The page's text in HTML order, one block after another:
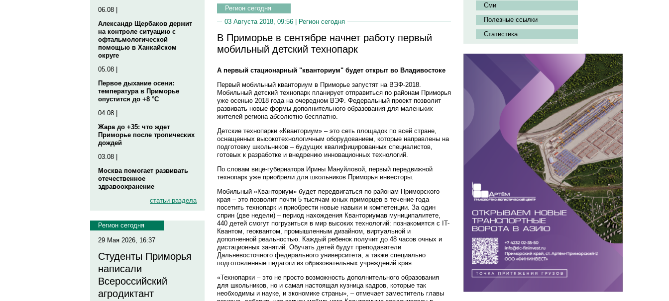
06.08 |
Александр Щербаков держит
на контроле ситуацию с
офтальмологической
помощью в Ханкайском
округе
05.08 |
Первое дыхание осени:
температура в Приморье
опустится до +8 °C
04.08 |
Жара до +35: что ждет
Приморье после тропических
дождей
03.08 |
Москва помогает развивать
отечественное
здравоохранение
статьи раздела
Регион сегодня
29 Мая 2026, 16:37
Студенты Приморья
написали
Всероссийский
агродиктант
Регион сегодня
03 Августа 2018, 09:56 | Регион сегодня
В Приморье в сентябре начнет работу первый
мобильный детский технопарк
А первый стационарный "кванториум" будет открыт во Владивостоке
Первый мобильный кванториум в Приморье запустят на ВЭФ-2018.
Мобильный детский технопарк планирует отправиться по районам Приморья
уже осенью 2018 года на очередном ВЭФ. Федеральный проект позволит
развивать новые формы дополнительного образования для маленьких
жителей региона абсолютно бесплатно.
Детские технопарки «Кванториум» – это сеть площадок по всей стране,
оснащенных высокотехнологичным оборудованием, которые направлены на
подготовку школьников – будущих квалифицированных специалистов,
готовых к разработке и внедрению инновационных технологий.
По словам вице-губернатора Ирины Мануйловой, первый передвижной
технопарк уже приобрели для школьников Приморья инвесторы.
Мобильный «Кванториум» будет передвигаться по районам Приморского
края – это позволит почти 5 тысячам юных приморцев в течение года
посетить технопарк и приобрести новые навыки и компетенции. За один
сприн (две недели) – период нахождения Кванториумав муниципалитете,
440 детей смогут погрузиться в мир высоких технологий: познакомятся с IT-
Квантом, геоквантом, промышленным дизайном, виртуальной и
дополненной реальностью. Каждый ребенок получит до 48 часов очных и
дистационных занятий. Обучать детей будут преподаватели
Дальневосточного федерального университета, а также специально
подготовленные педагоги из образовательных учреждений края.
«Технопарки – это не просто возможность дополнительного образования
для школьников, но и самая настоящая кузница кадров, которые так
необходимы и науке, и экономике страны», – отмечает заместитель главы
Сми
Полезные ссылки
Статистика